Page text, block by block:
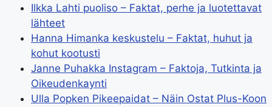
Ilkka Lahti puoliso – Faktat, perhe ja luotettavat
lähteet
Hanna Himanka keskustelu – Faktat, huhut ja
kohut kootusti
Janne Puhakka Instagram – Faktoja, Tutkinta ja
Oikeudenkaynti
Ulla Popken Pikeepaidat – Näin Ostat Plus-Koon